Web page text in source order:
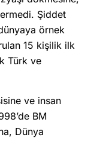
Şiddet
örnek
15 kişilik ilk
Türk ve
ve insan
BM
Dünya